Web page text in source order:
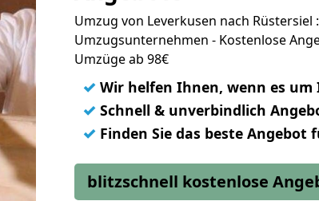
Umzug von Leverkusen nach Rüstersiel
Umzugsunternehmen - Kostenlose
Umzüge ab 98€
✓ Wir helfen Ihnen, wenn es
✓ Schnell & unverbindlich
✓ Finden Sie das beste Angebot
blitzschnell kostenlose